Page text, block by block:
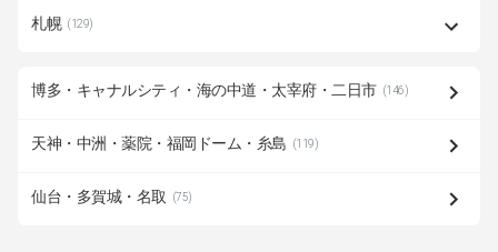
札幌 (129)
博多・キャナルシティ・海の中道・太宰府・二日市 (146)
天神・中洲・薬院・福岡ドーム・糸島 (119)
仙台・多賀城・名取 (75)